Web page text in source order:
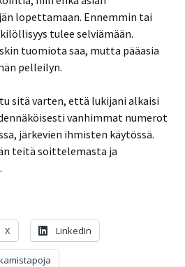
lopettamaan. Ennemmin tai
tulee selviämään.
tuomiota saa, mutta pääasia
pelleilyn.
sitä varten, että lukijani alkaisi
vanhimmat numerot
järkevien ihmisten käytössä.
teitä soittelemasta ja
X LinkedIn